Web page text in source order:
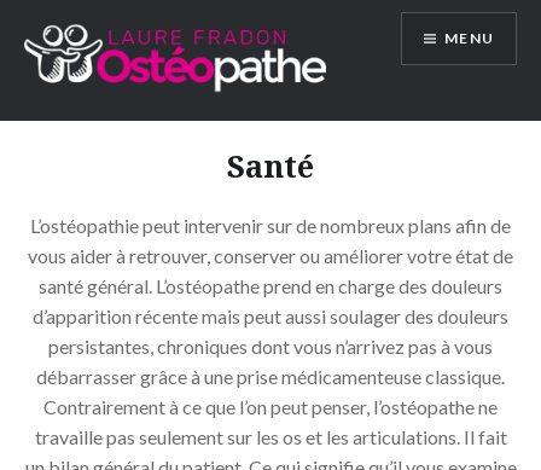
contenu
MENU
Santé
L’ostéopathie peut intervenir sur de nombreux plans afin de
vous aider à retrouver, conserver ou améliorer votre état de
santé général. L’ostéopathe prend en charge des douleurs
d’apparition récente mais peut aussi soulager des douleurs
persistantes, chroniques dont vous n’arrivez pas à vous
débarrasser grâce à une prise médicamenteuse classique.
Contrairement à ce que l’on peut penser, l’ostéopathe ne
travaille pas seulement sur les os et les articulations. Il fait